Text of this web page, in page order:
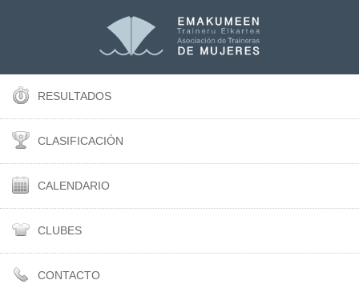
RESULTADOS
CLASIFICACIÓN
CALENDARIO
CLUBES
CONTACTO